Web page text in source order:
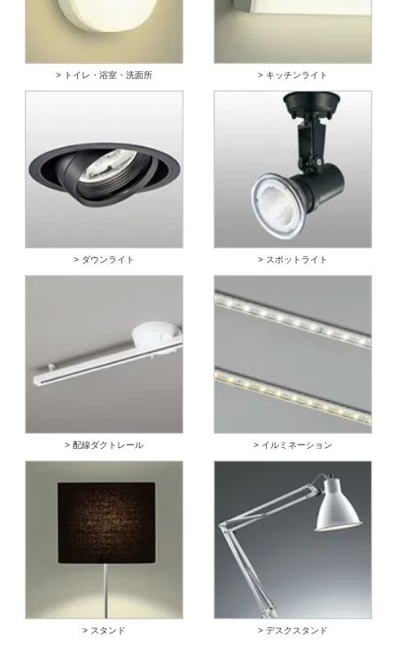
> トイレ・浴室・洗面所 > キッチンライト
> ダウンライト > スポットライト
> 配線ダクトレール > イルミネーション
> スタンド > デスクスタンド